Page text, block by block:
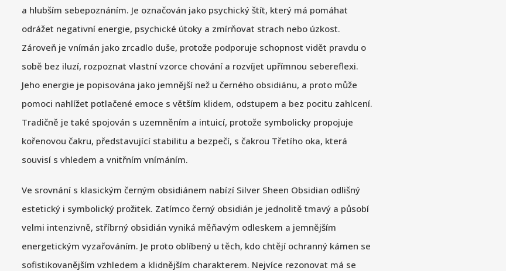
a hlubším sebepoznáním. Je označován jako psychický štít, který má pomáhat
odrážet negativní energie, psychické útoky a zmírňovat strach nebo úzkost.
Zároveň je vnímán jako zrcadlo duše, protože podporuje schopnost vidět pravdu o
sobě bez iluzí, rozpoznat vlastní vzorce chování a rozvíjet upřímnou sebereflexi.
Jeho energie je popisována jako jemnější než u černého obsidiánu, a proto může
pomoci nahlížet potlačené emoce s větším klidem, odstupem a bez pocitu zahlcení.
Tradičně je také spojován s uzemněním a intuicí, protože symbolicky propojuje
kořenovou čakru, představující stabilitu a bezpečí, s čakrou Třetího oka, která
souvisí s vhledem a vnitřním vnímáním.
Ve srovnání s klasickým černým obsidiánem nabízí Silver Sheen Obsidian odlišný
estetický i symbolický prožitek. Zatímco černý obsidián je jednolitě tmavý a působí
velmi intenzivně, stříbrný obsidián vyniká měňavým odleskem a jemnějším
energetickým vyzařováním. Je proto oblíbený u těch, kdo chtějí ochranný kámen se
sofistikovanějším vzhledem a klidnějším charakterem. Nejvíce rezonovat má se